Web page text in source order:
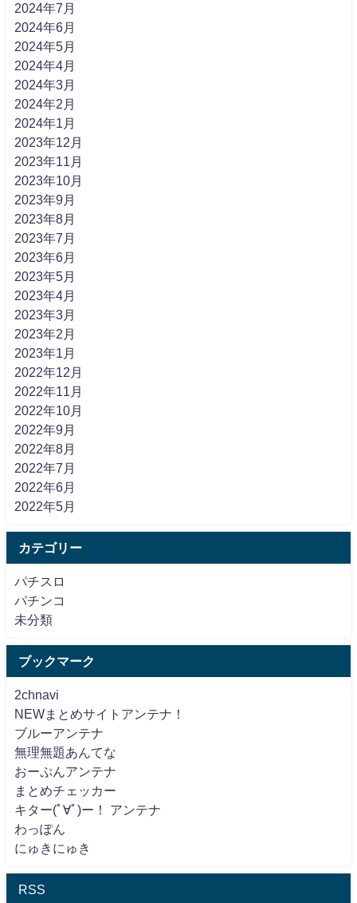
2024年7月
2024年6月
2024年5月
2024年4月
2024年3月
2024年2月
2024年1月
2023年12月
2023年11月
2023年10月
2023年9月
2023年8月
2023年7月
2023年6月
2023年5月
2023年4月
2023年3月
2023年2月
2023年1月
2022年12月
2022年11月
2022年10月
2022年9月
2022年8月
2022年7月
2022年6月
2022年5月
カテゴリー
パチスロ
パチンコ
未分類
ブックマーク
2chnavi
NEWまとめサイトアンテナ！
ブルーアンテナ
無理無題あんてな
おーぷんアンテナ
まとめチェッカー
キター(ﾟ∀ﾟ)ー！ アンテナ
わっぽん
にゅきにゅき
RSS